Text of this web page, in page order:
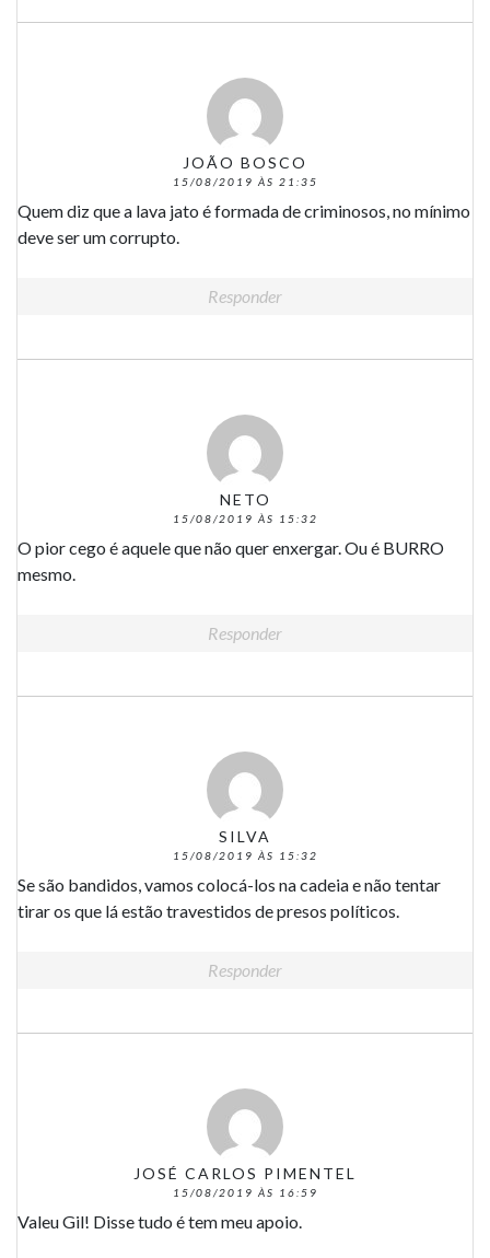
JOÃO BOSCO
15/08/2019 ÀS 21:35
Quem diz que a lava jato é formada de criminosos, no mínimo
deve ser um corrupto.
Responder
NETO
15/08/2019 ÀS 15:32
O pior cego é aquele que não quer enxergar. Ou é BURRO
mesmo.
Responder
SILVA
15/08/2019 ÀS 15:32
Se são bandidos, vamos colocá-los na cadeia e não tentar
tirar os que lá estão travestidos de presos políticos.
Responder
JOSÉ CARLOS PIMENTEL
15/08/2019 ÀS 16:59
Valeu Gil! Disse tudo é tem meu apoio.